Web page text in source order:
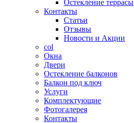
Остекление террасы
Контакты
Статьи
Отзывы
Новости и Акции
col
Окна
Двери
Остекление балконов
Балкон под ключ
Услуги
Комплектующие
Фотогалерея
Контакты